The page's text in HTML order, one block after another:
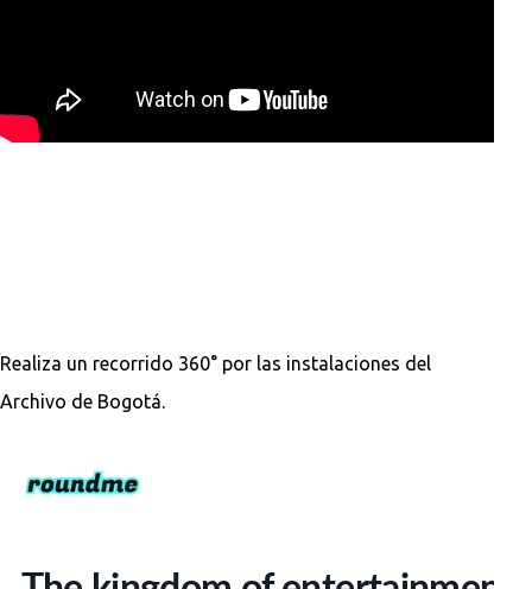
Realiza un recorrido 360° por las instalaciones del
Archivo de Bogotá.